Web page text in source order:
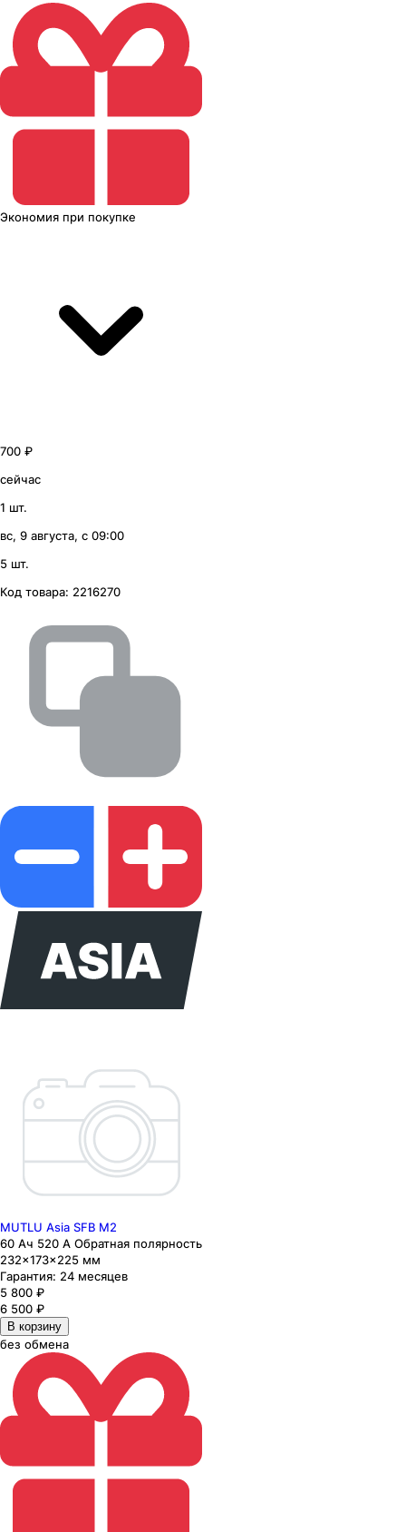
Экономия при покупке
700 ₽
сейчас
1 шт.
вс, 9 августа, с 09:00
5 шт.
Код товара: 2216270
MUTLU Asia SFB M2
60 Ач 520 А Обратная полярность
232×173×225 мм
Гарантия: 24 месяцев
5 800 ₽
6 500 ₽
В корзину
без обмена